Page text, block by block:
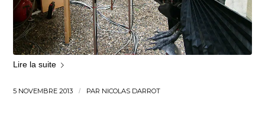
Lire la suite
5 NOVEMBRE 2013 / PAR NICOLAS DARROT